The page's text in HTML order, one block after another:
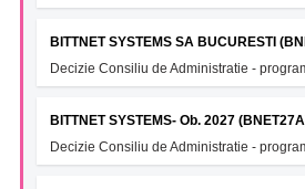
BITTNET SYSTEMS SA BUCURESTI
Decizie Consiliu de Administratie -
BITTNET SYSTEMS- Ob. 2027
Decizie Consiliu de Administratie -